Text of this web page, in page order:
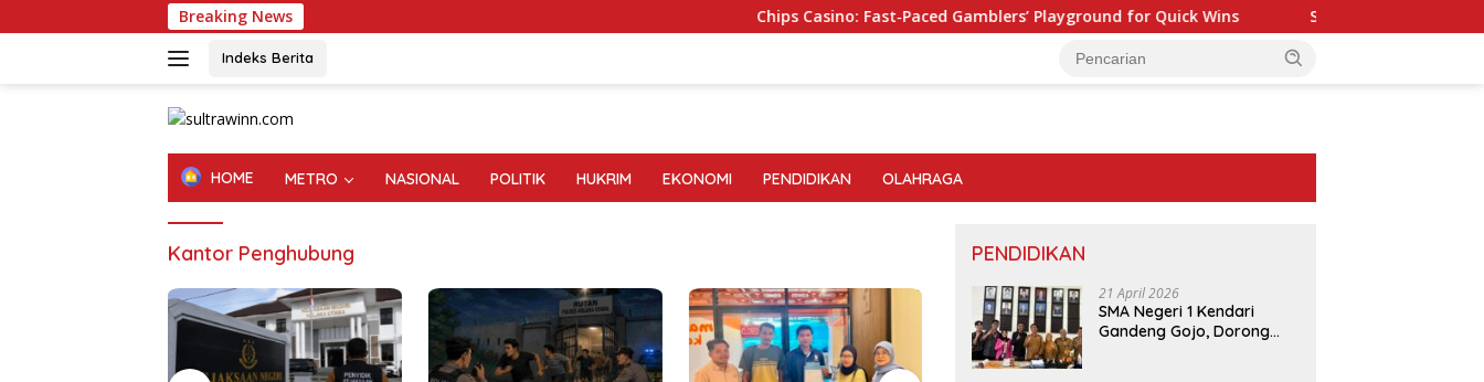
ke
Breaking News Chips Casino: Fast‑Paced Gamblers’ Playground for Quick Wins Spinjo Casino:
Indeks Berita
HOME METRO NASIONAL POLITIK HUKRIM EKONOMI PENDIDIKAN OLAHRAGA
Kantor Penghubung PENDIDIKAN
21 April 2026
SMA Negeri 1 Kendari
Gandeng Gojo, Dorong